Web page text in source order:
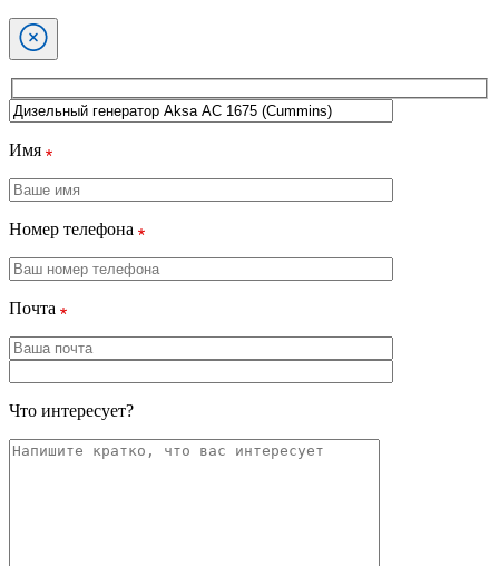
Имя
Номер телефона
Почта
Что интересует?